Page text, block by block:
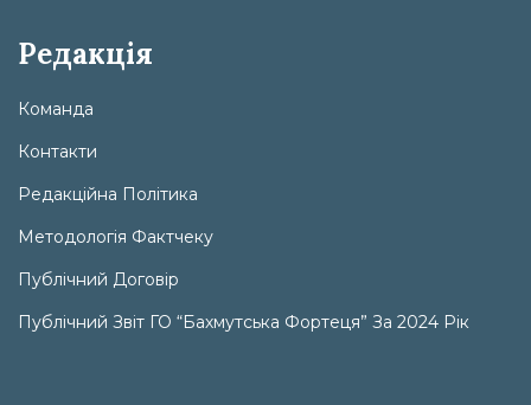
Редакція
Команда
Контакти
Редакційна Політика
Методологія Фактчеку
Публічний Договір
Публічний Звіт ГО “Бахмутська Фортеця” За 2024 Рік